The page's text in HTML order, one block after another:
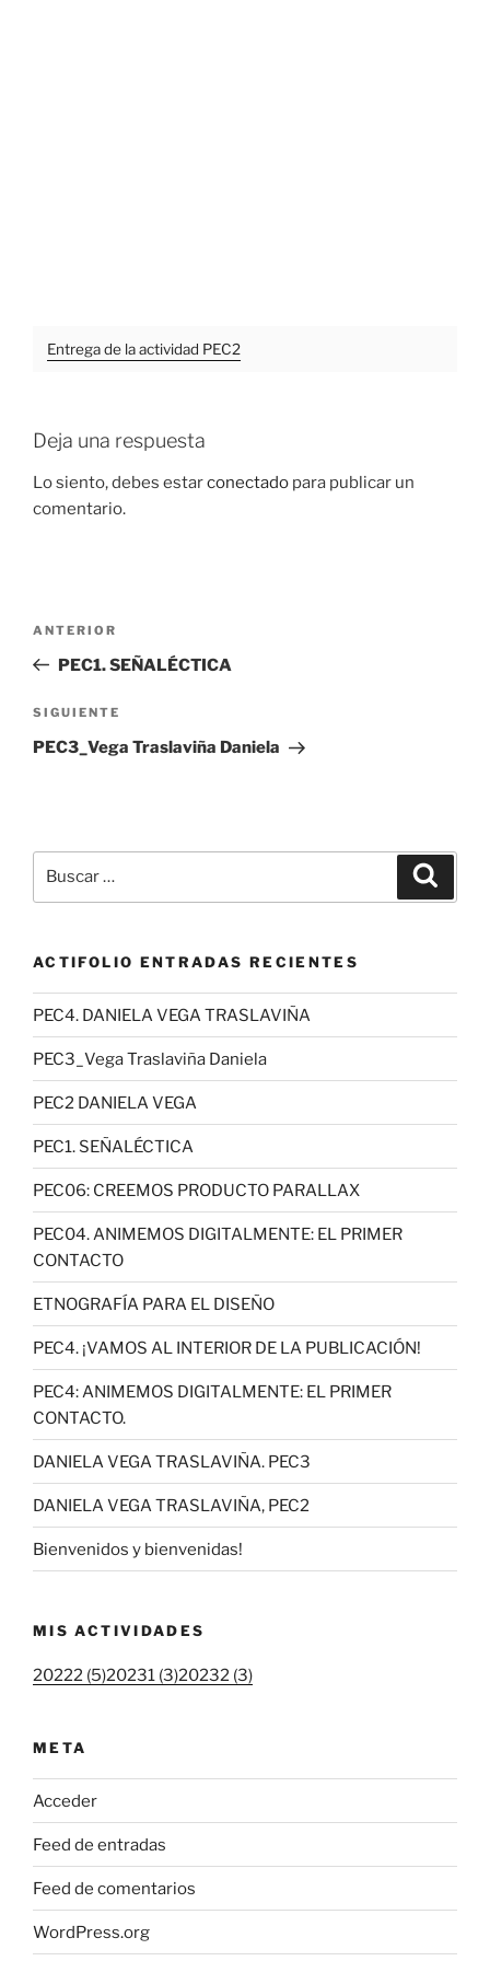
Entrega de la actividad PEC2
Deja una respuesta
Lo siento, debes estarconectado para publicar un
comentario.
entradas
Entrada
anterior:
ANTERIOR
PEC1. SEÑALÉCTICA
Siguiente
entrada
SIGUIENTE
PEC3_Vega Traslaviña Daniela
por:
ACTIFOLIO ENTRADAS RECIENTES
PEC4. DANIELA VEGA TRASLAVIÑA
PEC3_Vega Traslaviña Daniela
PEC2 DANIELA VEGA
PEC1. SEÑALÉCTICA
PEC06: CREEMOS PRODUCTO PARALLAX
PEC04. ANIMEMOS DIGITALMENTE: EL PRIMER
CONTACTO
ETNOGRAFÍA PARA EL DISEÑO
PEC4. ¡VAMOS AL INTERIOR DE LA PUBLICACIÓN!
PEC4: ANIMEMOS DIGITALMENTE: EL PRIMER
CONTACTO.
DANIELA VEGA TRASLAVIÑA. PEC3
DANIELA VEGA TRASLAVIÑA, PEC2
Bienvenidos y bienvenidas!
MIS ACTIVIDADES
20222 (5)20231 (3)20232 (3)
META
Acceder
Feed de entradas
Feed de comentarios
WordPress.org